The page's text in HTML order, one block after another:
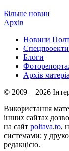
Більше новин
Архів
Новини
Спецпроекти
Блоги
Архів
© 2009 – 2026
Використання
інших сайтах
на сайт poltava.to,
системами; у
редакцією.